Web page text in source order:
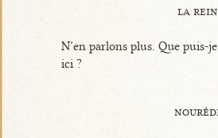
la
N’en parlons plus. Que puis-
ici ?